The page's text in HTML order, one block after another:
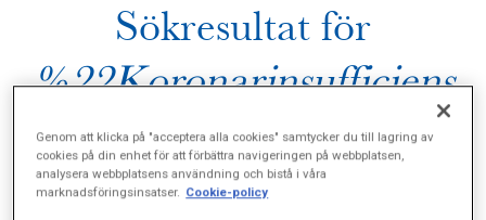
Sökresultat för
%22Koronarinsufficiens
%22
Genom att klicka på "acceptera alla cookies" samtycker du till lagring av
cookies på din enhet för att förbättra navigeringen på webbplatsen,
analysera webbplatsens användning och bistå i våra
marknadsföringsinsatser. Cookie-policy